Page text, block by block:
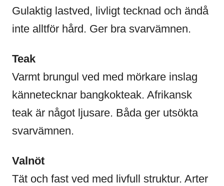
Gulaktig lastved, livligt tecknad och ändå
inte alltför hård. Ger bra svarvämnen.
Teak
Varmt brungul ved med mörkare inslag
kännetecknar bangkokteak. Afrikansk
teak är något ljusare. Båda ger utsökta
svarvämnen.
Valnöt
Tät och fast ved med livfull struktur. Arter